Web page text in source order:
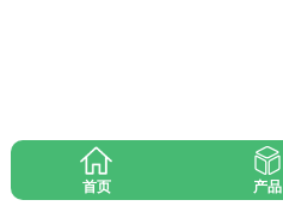
首页 产品